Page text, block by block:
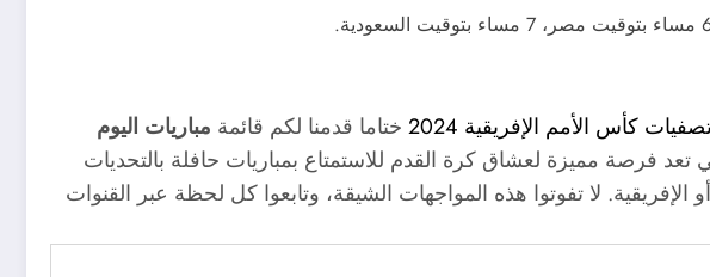
كأس الأمم الإفريقية 2024 ختاما قدمنا لكم قائمة مباريات اليوم
تعد فرصة مميزة لعشاق كرة القدم للاستمتاع بمباريات حافلة بالتحديات
الإفريقية. لا تفوتوا هذه المواجهات الشيقة، وتابعوا كل لحظة عبر القنوات